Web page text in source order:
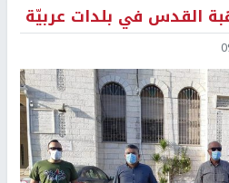
القدس في بلدات عربيّة